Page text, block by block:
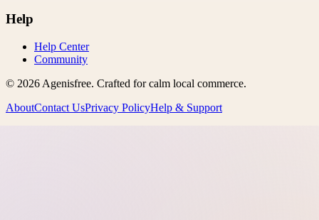
Help
Help Center
Community
© 2026 Agenisfree. Crafted for calm local commerce.
AboutContact UsPrivacy PolicyHelp & Support